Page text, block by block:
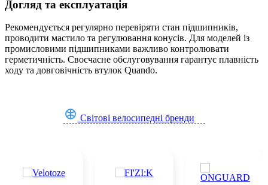
Догляд та експлуатація
Рекомендується регулярно перевіряти стан підшипників,
проводити мастило та регулювання конусів. Для моделей із
промисловими підшипниками важливо контролювати
герметичність. Своєчасне обслуговування гарантує плавність
ходу та довговічність втулок Quando.
Світові велосипедні бренди